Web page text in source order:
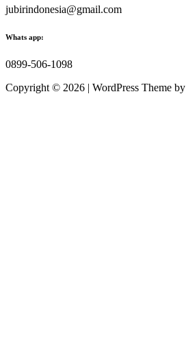
jubirindonesia@gmail.com
Whats app:
0899-506-1098
Copyright © 2026 | WordPress Theme by